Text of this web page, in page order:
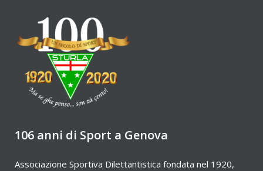
106 anni di Sport a Genova
Associazione Sportiva Dilettantistica fondata nel 1920,